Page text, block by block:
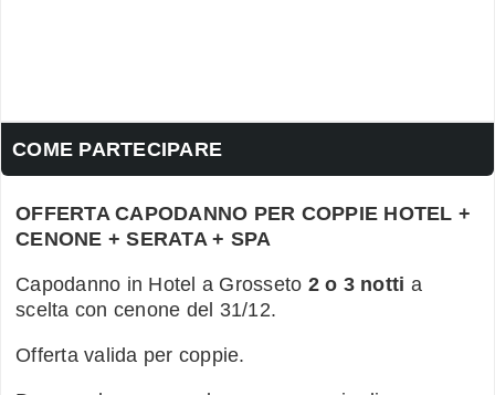
COME PARTECIPARE
OFFERTA CAPODANNO PER COPPIE HOTEL +
CENONE + SERATA + SPA
Capodanno in Hotel a Grosseto 2 o 3 notti a
scelta con cenone del 31/12.
Offerta valida per coppie.